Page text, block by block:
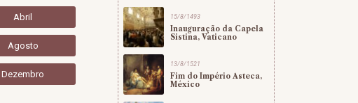
Abril
Agosto
Dezembro
15/8/1493
Inauguração da Capela
Sistina, Vaticano
13/8/1521
Fim do Império Asteca,
México